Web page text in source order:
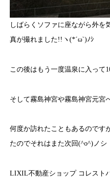
しばらくソファに座ながら外を
真が撮れました!!ヽ(*´ω`)ﾉｼ
この後はもう一度温泉に入って
そして霧島神宮や霧島神宮元宮
何度か訪れたこともあるのです
たのでそれはまた次回(^o^)ノシ
LIXIL不動産ショップ コレスト